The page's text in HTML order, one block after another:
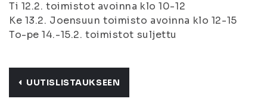
Ti 12.2. toimistot avoinna klo 10-12
Ke 13.2. Joensuun toimisto avoinna klo 12-15
To-pe 14.-15.2. toimistot suljettu
UUTISLISTAUKSEEN